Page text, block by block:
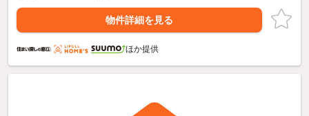
物件詳細を見る
ほか提供